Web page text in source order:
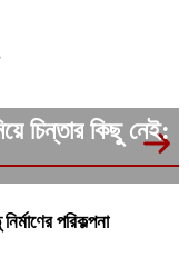
চিন্তার কিছু নেই:
পরিকল্পনা